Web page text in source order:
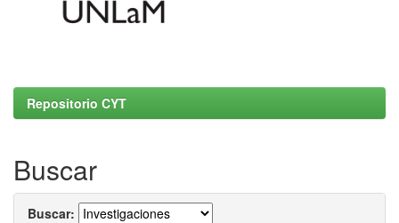
Repositorio CYT
Buscar
Buscar: